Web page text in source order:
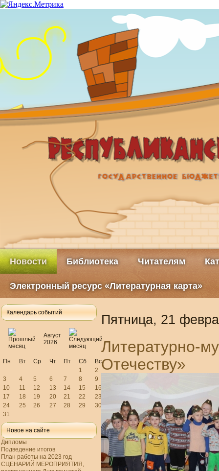
Новости Библиотека Читателям
Электронный ресурс «Литературная карта»
Календарь событий
Август
2026
Пн Вт Ср Чт Пт Сб
Вс
1
2
3
4 5 6 7 8
9
10
11 12 13 14 15
16
17
18 19 20 21 22
23
24
25 26 27 28 29
30
31
Новое на сайте
Дипломы
Подведение итогов
План работы на 2023 год
СЦЕНАРИЙ МЕРОПРИЯТИЯ,
Пятница, 21
Отечеству»